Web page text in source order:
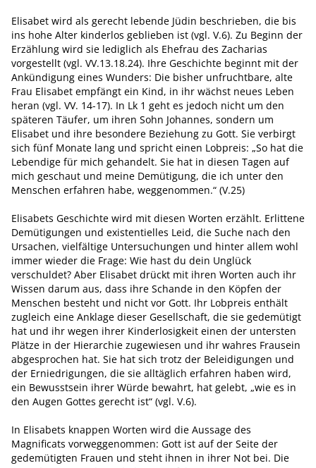
Elisabet wird als gerecht lebende Jüdin beschrieben, die bis
ins hohe Alter kinderlos geblieben ist (vgl. V.6). Zu Beginn der
Erzählung wird sie lediglich als Ehefrau des Zacharias
vorgestellt (vgl. VV.13.18.24). Ihre Geschichte beginnt mit der
Ankündigung eines Wunders: Die bisher unfruchtbare, alte
Frau Elisabet empfängt ein Kind, in ihr wächst neues Leben
heran (vgl. VV. 14-17). In Lk 1 geht es jedoch nicht um den
späteren Täufer, um ihren Sohn Johannes, sondern um
Elisabet und ihre besondere Beziehung zu Gott. Sie verbirgt
sich fünf Monate lang und spricht einen Lobpreis: „So hat die
Lebendige für mich gehandelt. Sie hat in diesen Tagen auf
mich geschaut und meine Demütigung, die ich unter den
Menschen erfahren habe, weggenommen.“ (V.25)
Elisabets Geschichte wird mit diesen Worten erzählt. Erlittene
Demütigungen und existentielles Leid, die Suche nach den
Ursachen, vielfältige Untersuchungen und hinter allem wohl
immer wieder die Frage: Wie hast du dein Unglück
verschuldet? Aber Elisabet drückt mit ihren Worten auch ihr
Wissen darum aus, dass ihre Schande in den Köpfen der
Menschen besteht und nicht vor Gott. Ihr Lobpreis enthält
zugleich eine Anklage dieser Gesellschaft, die sie gedemütigt
hat und ihr wegen ihrer Kinderlosigkeit einen der untersten
Plätze in der Hierarchie zugewiesen und ihr wahres Frausein
abgesprochen hat. Sie hat sich trotz der Beleidigungen und
der Erniedrigungen, die sie alltäglich erfahren haben wird,
ein Bewusstsein ihrer Würde bewahrt, hat gelebt, „wie es in
den Augen Gottes gerecht ist“ (vgl. V.6).
In Elisabets knappen Worten wird die Aussage des
Magnificats vorweggenommen: Gott ist auf der Seite der
gedemütigten Frauen und steht ihnen in ihrer Not bei. Die